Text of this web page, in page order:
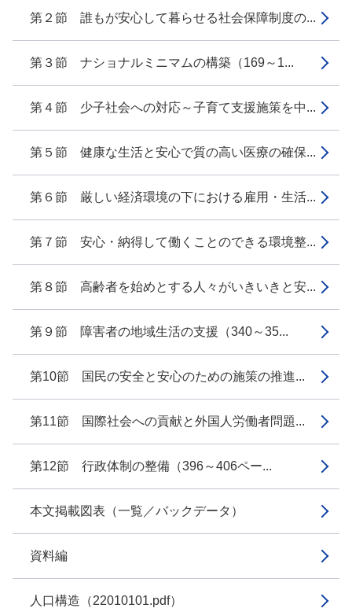
第２節 誰もが安心して暮らせる社会保障制度の...
第３節 ナショナルミニマムの構築（169～1...
第４節 少子社会への対応～子育て支援施策を中...
第５節 健康な生活と安心で質の高い医療の確保...
第６節 厳しい経済環境の下における雇用・生活...
第７節 安心・納得して働くことのできる環境整...
第８節 高齢者を始めとする人々がいきいきと安...
第９節 障害者の地域生活の支援（340～35...
第10節 国民の安全と安心のための施策の推進...
第11節 国際社会への貢献と外国人労働者問題...
第12節 行政体制の整備（396～406ペー...
本文掲載図表（一覧／バックデータ）
資料編
人口構造（22010101.pdf）